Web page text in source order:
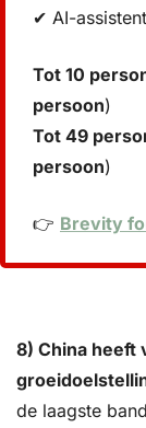
✔ AI-
Tot 10
persoon)
Tot 49
persoon)
👉 Brevity
8) China heeft
de laagste